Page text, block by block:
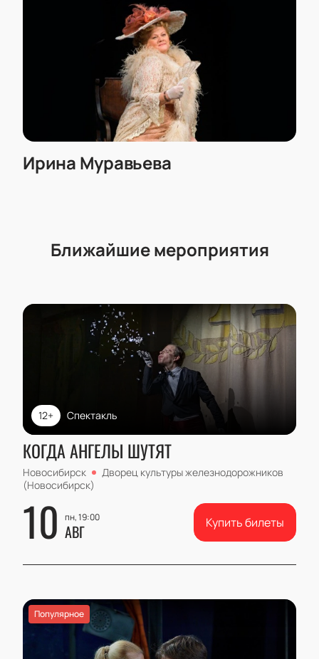
Актёрский состав:Владимир Фекленко, Елена
Кибалова, Сергей Никоненко, Ирина Муравьёва,
Анна Воропаева, Дмитрий Оболонков, Сергей
Кемпо, Егор Морозов, Борис Шувалов, Полина
Куценко, Светлана Чилей, Григорий Южаков
Ирина Муравьева
Ближайшие мероприятия
Спектакль
12+
КОГДА АНГЕЛЫ ШУТЯТ
Новосибирск
Дворец культуры железнодорожников
(Новосибирск)
10 пн, 19:00
АВГ Купить билеты
Популярное